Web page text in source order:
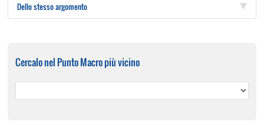
Dello stesso argomento
Cercalo nel Punto Macro più vicino